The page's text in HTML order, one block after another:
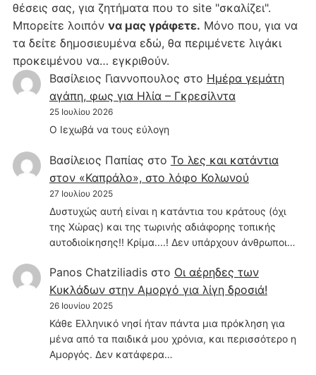
θέσεις σας, για ζητήματα που το site "σκαλίζει".
Μπορείτε λοιπόν να μας γράφετε. Μόνο που, για να
τα δείτε δημοσιευμένα εδώ, θα περιμένετε λιγάκι
προκειμένου να… εγκριθούν.
Βασίλειος Γιαννοπουλος στο Hμέρα γεμάτη
αγάπη, φως για Ηλία – Γκρεσίλντα
25 Ιουλίου 2026
Ο Ιεχωβά να τους εύλογη
Βασίλειος Παπίας στο Το λες και κατάντια
στον «Καπράλο», στο λόφο Κολωνού
27 Ιουλίου 2025
Δυστυχώς αυτή είναι η κατάντια του κράτους (όχι
της Χώρας) και της τωρινής αδιάφορης τοπικής
αυτοδιοίκησης!! Κρίμα....! Δεν υπάρχουν άνθρωποι…
Panos Chatziliadisστο Οι αέρηδες των
Κυκλάδων στην Αμοργό για λίγη δροσιά!
26 Ιουνίου 2025
Κάθε Ελληνικό νησί ήταν πάντα μια πρόκληση για
μένα από τα παιδικά μου χρόνια, και περισσότερο η
Αμοργός. Δεν κατάφερα…